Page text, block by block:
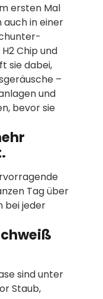
ersten Mal
auch in einer
Chip und
sie dabei,
–
und
bevor sie
Tag über
bei jeder
sind unter
Staub,